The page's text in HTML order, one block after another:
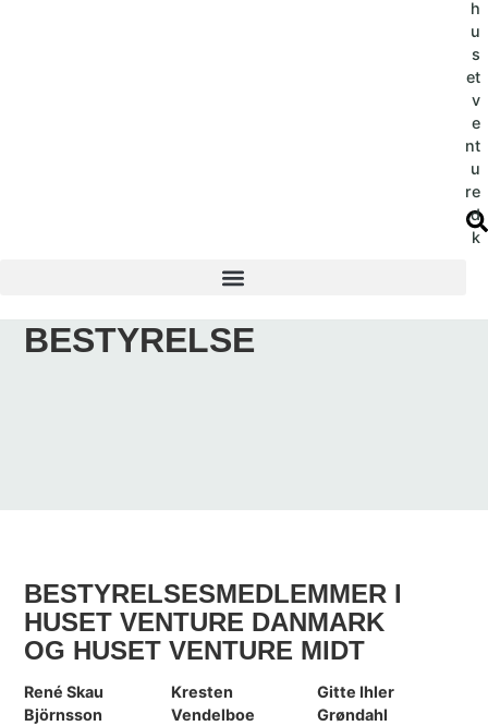
h
u
s
et
v
e
nt
u
re
.d
k
BESTYRELSE
BESTYRELSESMEDLEMMER I
HUSET VENTURE DANMARK
OG HUSET VENTURE MIDT
René Skau
Björnsson
Kresten
Vendelboe
Gitte Ihler
Grøndahl